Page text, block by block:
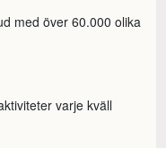
med över 60.000 olika
varje kväll